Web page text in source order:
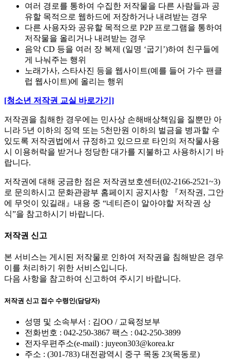
여러 경로를 통하여 수집한 저작물을 다른 사람들과 공
유할 목적으로 웹하드에 저장하거나 내려받는 경우
다른 사용자와 공유할 목적으로 P2P 프로그램을 통하여
저작물을 올리거나 내려받는 경우
음악 CD 등을 여러 장 복제 (일명 ‘굽기’)하여 친구들에
게 나눠주는 행위
노래가사, 스타사진 등을 웹사이트(예를 들어 가수 팬클
럽 웹사이트)에 올리는 행위
[청소년 저작권 교실 바로가기]
저작권을 침해한 경우에는 민사상 손해배상책임을 질뿐만 아
니라 5년 이하의 징역 또는 5천만원 이하의 벌금을 병과할 수
있도록 저작권법에서 규정하고 있으므로 타인의 저작물사용
시 이용허락을 받거나 정당한 대가를 지불하고 사용하시기 바
랍니다.
저작권에 대해 궁금한 점은 저작권보호센터(02-2166-2521~3)
로 문의하시고 문화관광부 홈페이지 공지사항 『저작권, 그안
에 무엇이 있길래』내용 중 “네티즌이 알아야할 저작권 상
식”을 참고하시기 바랍니다.
저작권 신고
본 서비스는 게시된 저작물로 인하여 저작권을 침해받은 경우
이를 처리하기 위한 서비스입니다.
다음 사항을 참고하여 신고하여 주시기 바랍니다.
저작권 신고 접수 수령인(담당자)
성명 및 소속부서 : 김OO / 교육정보부
전화번호 : 042-250-3867 팩스 : 042-250-3899
전자우편주소(e-mail) : juyeon303@korea.kr
주소 : (301-783) 대전광역시 중구 목동 23(목동로)